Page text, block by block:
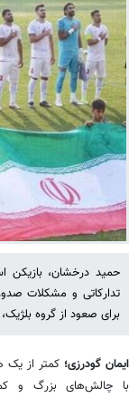
حمید درخشان، بازیکن
تدارکاتی و مشکلات
برای صعود از گروه
ایمان گودرزی؛
با چالش‌های بزرگ و